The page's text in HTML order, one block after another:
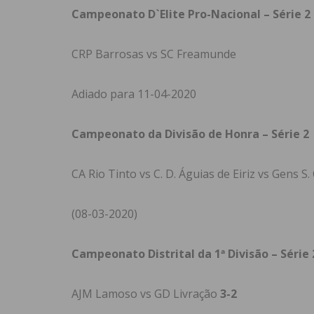
Campeonato D`Elite Pro-Nacional – Série 2
CRP Barrosas vs SC Freamunde
Adiado para 11-04-2020
Campeonato da Divisão de Honra – Série 2
CA Rio Tinto vs C. D. Águias de Eiriz vs Gens S.
(08-03-2020)
Campeonato Distrital da 1ª Divisão – Série
AJM Lamoso vs GD Livração 3-2